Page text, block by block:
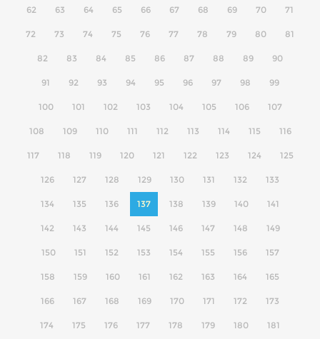
62 63 64 65 66 67 68 69 70 71
72 73 74 75 76 77 78 79 80 81
82 83 84 85 86 87 88 89 90
91 92 93 94 95 96 97 98 99
100 101 102 103 104 105 106 107
108 109 110 111 112 113 114 115 116
117 118 119 120 121 122 123 124 125
126 127 128 129 130 131 132 133
134 135 136 137 138 139 140 141
142 143 144 145 146 147 148 149
150 151 152 153 154 155 156 157
158 159 160 161 162 163 164 165
166 167 168 169 170 171 172 173
174 175 176 177 178 179 180 181